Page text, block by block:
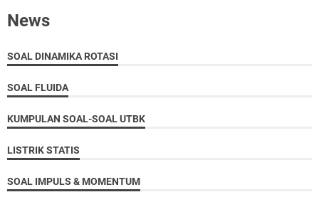
News
SOAL DINAMIKA ROTASI
SOAL FLUIDA
KUMPULAN SOAL-SOAL UTBK
LISTRIK STATIS
SOAL IMPULS & MOMENTUM